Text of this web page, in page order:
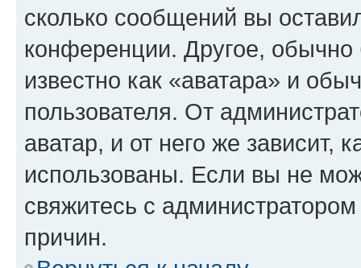
сколько сообщений вы
конференции. Другое,
известно как «аватара» и
пользователя. От
аватар, и от него же зависит,
использованы. Если вы не
свяжитесь с
причин.